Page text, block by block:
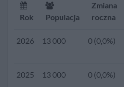
Rok Populacja
Zmiana
roczna
2026 13 000 0 (0,0%)
2025 13 000 0 (0,0%)